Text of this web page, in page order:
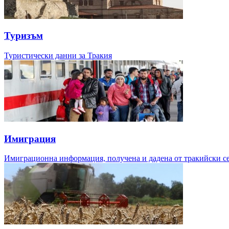
Туризъм
Туристически данни за Тракия
Имиграция
Имиграционна информация, получена и дадена от тракийски